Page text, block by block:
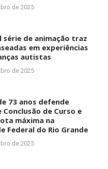
de 2025
série de animação traz
em experiências
autistas
de 2025
73 anos defende
Conclusão de Curso e
máxima na
Federal do Rio Grande
de 2025